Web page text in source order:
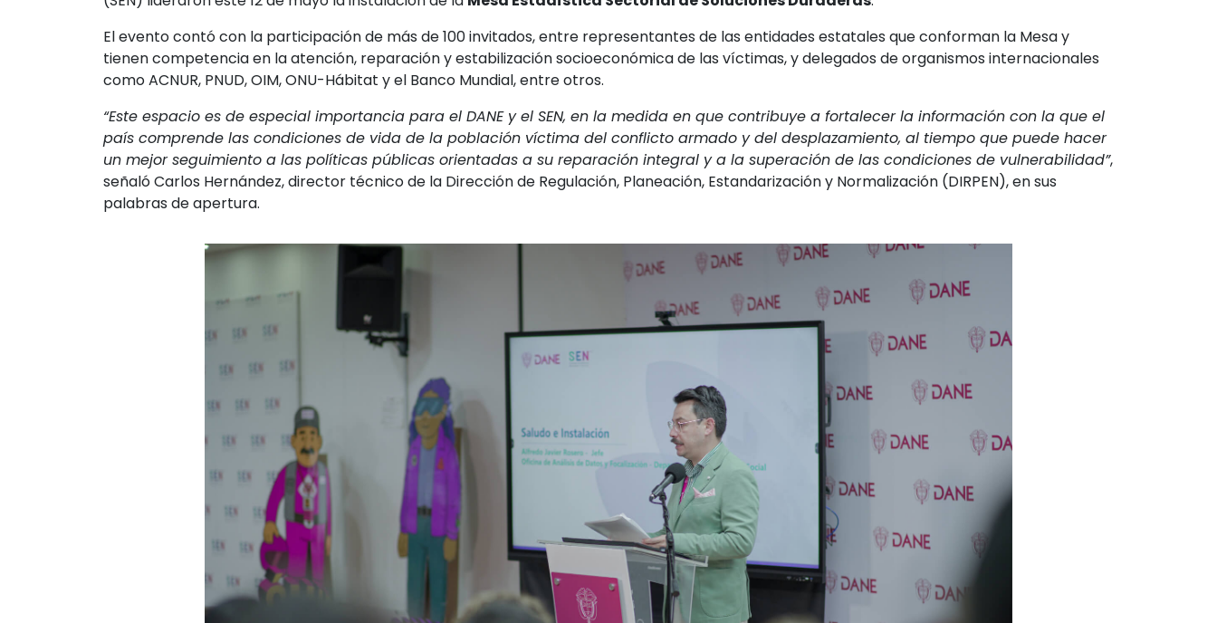
El evento contó con la participación de más de 100 invitados, entre representantes de las entidades estatales que conforman la Mesa y
tienen competencia en la atención, reparación y estabilización socioeconómica de las víctimas, y delegados de organismos internacionales
como ACNUR, PNUD, OIM, ONU-Hábitat y el Banco Mundial, entre otros.
“Este espacio es de especial importancia para el DANE y el SEN, en la medida en que contribuye a fortalecer la información con la que el
país comprende las condiciones de vida de la población víctima del conflicto armado y del desplazamiento, al tiempo que puede hacer
un mejor seguimiento a las políticas públicas orientadas a su reparación integral y a la superación de las condiciones de vulnerabilidad”,
señaló Carlos Hernández, director técnico de la Dirección de Regulación, Planeación, Estandarización y Normalización (DIRPEN), en sus
palabras de apertura.